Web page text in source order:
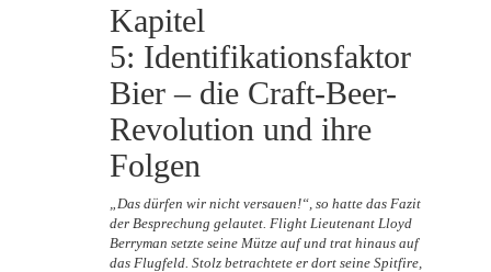
Kapitel
5: Identifikationsfaktor
Bier – die Craft-Beer-
Revolution und ihre
Folgen
„Das dürfen wir nicht versauen!“, so hatte das Fazit
der Besprechung gelautet. Flight Lieutenant Lloyd
Berryman setzte seine Mütze auf und trat hinaus auf
das Flugfeld. Stolz betrachtete er dort seine Spitfire,